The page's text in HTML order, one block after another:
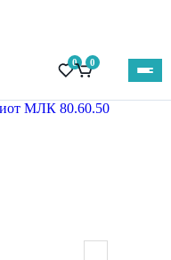
0 0
МЛК 80.60.50